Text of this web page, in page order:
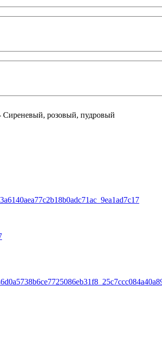
Сиреневый, розовый, пудровый